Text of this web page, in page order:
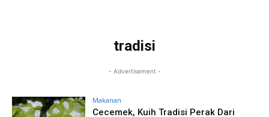
tradisi
- Advertisement -
Makanan
Cecemek, Kuih Tradisi Perak Dari